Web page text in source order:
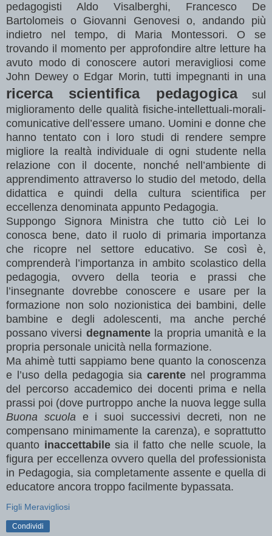
pedagogisti Aldo Visalberghi, Francesco De
Bartolomeis o Giovanni Genovesi o, andando più
indietro nel tempo, di Maria Montessori. O se
trovando il momento per approfondire altre letture ha
avuto modo di conoscere autori meravigliosi come
John Dewey o Edgar Morin, tutti impegnanti in una
ricerca scientifica pedagogicasul
miglioramento delle qualità fisiche-intellettuali-morali-
comunicative dell’essere umano. Uomini e donne che
hanno tentato con i loro studi di rendere sempre
migliore la realtà individuale di ogni studente nella
relazione con il docente, nonché nell’ambiente di
apprendimento attraverso lo studio del metodo, della
didattica e quindi della cultura scientifica per
eccellenza denominata appunto Pedagogia.
Suppongo Signora Ministra che tutto ciò Lei lo
conosca bene, dato il ruolo di primaria importanza
che ricopre nel settore educativo. Se così è,
comprenderà l’importanza in ambito scolastico della
pedagogia, ovvero della teoria e prassi che
l’insegnante dovrebbe conoscere e usare per la
formazione non solo nozionistica dei bambini, delle
bambine e degli adolescenti, ma anche perché
possano viversi degnamentela propria umanità e la
propria personale unicità nella formazione.
Ma ahimè tutti sappiamo bene quanto la conoscenza
e l’uso della pedagogia sia carente nel programma
del percorso accademico dei docenti prima e nella
prassi poi (dove purtroppo anche la nuova legge sulla
Buona scuola e i suoi successivi decreti, non ne
compensano minimamente la carenza), e soprattutto
quanto inaccettabilesia il fatto che nelle scuole, la
figura per eccellenza ovvero quella del professionista
in Pedagogia, sia completamente assente e quella di
educatore ancora troppo facilmente bypassata.
Figli Meravigliosi
Condividi